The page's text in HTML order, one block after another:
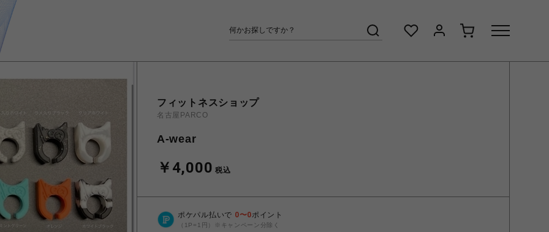
フィットネスショップ
名古屋PARCO
A-wear
￥4,000 税込
ポケパル払いで 0〜0ポイント
（1P=1円）※キャンペーン分除く